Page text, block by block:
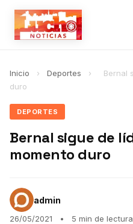
Inicio › Deportes ›
Bernal
duro
DEPORTES
Bernal sigue de
momento duro
admin
26/05/2021 • 5 min de lectura